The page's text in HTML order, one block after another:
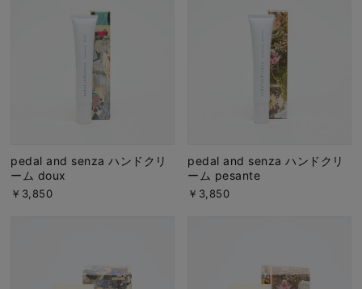
pedal and senza ハンドクリ
ーム doux
￥3,850
pedal and senza ハンドクリ
ーム pesante
￥3,850